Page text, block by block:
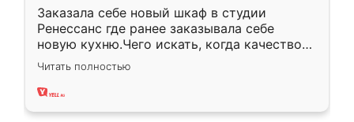
Заказала себе новый шкаф в студии
Ренессанс где ранее заказывала себе
новую кухню.Чего искать, когда качеством
вполне довольна. Служит кухня уже почти
два года, нареканий нет.
Читать полностью